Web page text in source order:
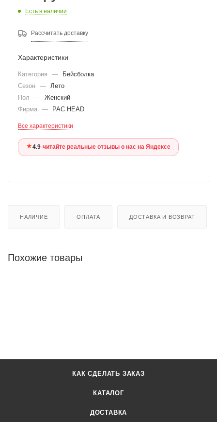
Есть в наличии
Рассчитать доставку
Характеристики
Категория —
Бейсболка
Сезон —
Лето
Пол
— Женский
Фирма — PAC HEAD
Все характеристики
★4.9·читайте реальные отзывы о нас на Яндексе
НАЛИЧИЕ ОПЛАТА ДОСТАВКА И ВОЗВРАТ
Похожие товары
КАК СДЕЛАТЬ ЗАКАЗ
КАТАЛОГ
ДОСТАВКА